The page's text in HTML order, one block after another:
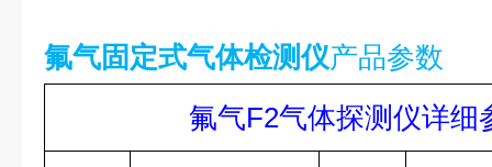
氟气固定式气体检测仪产品参数
氟气F2气体探测仪详细